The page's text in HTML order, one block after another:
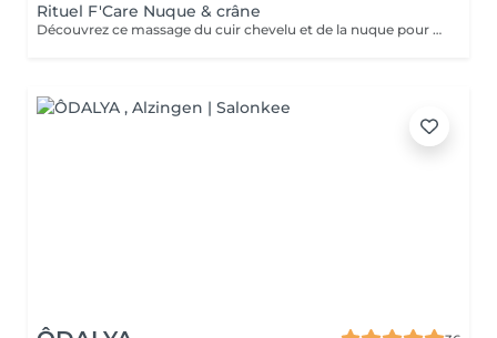
Rituel F'Care Nuque & crâne
Découvrez ce massage du cuir chevelu et de la nuque pour chasser les tensions physiques et mentales, combattre la fatigue et le stress. Modelage manuel du cuir chevelu sans huile, travail lent des muscles du cou, de la nuque sur-sollicités au quotidien. Les zones sensibles et tendues du crâne sont travaillés avec des techniques d'acupression et des instruments en pierre semi précieuse chauds afin de relaxer à la fois le corps et l'esprit et s'ancrer dans le moment présent. Réel lâcher prise en quelques instants. Les signes de fatigue sont estompés, le visage est parfaitement détendu.